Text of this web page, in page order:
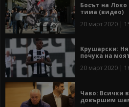
Босът на
тима (видео)
20 март 2020 |
Крушарски:
почука на
20 март 2020 |
Чаво: Всички
довършим